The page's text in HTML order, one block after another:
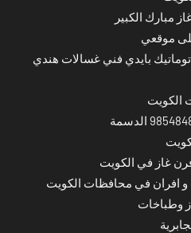
مبارك الكبير
موقعي
بايدي فني غسالات هندي
الكويت
غاز في الكويت
افران في محافظات الكويت
وطباخات